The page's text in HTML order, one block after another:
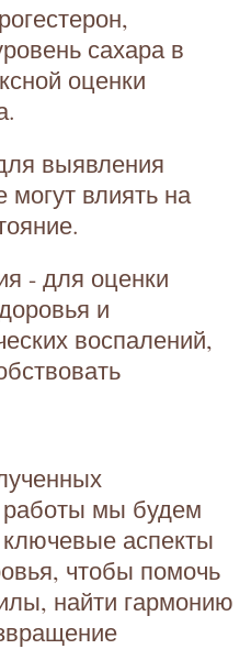
сахара в
оценки
выявления
влиять на
- для оценки
и
воспалений,
работы мы будем
ключевые аспекты
чтобы помочь
найти гармонию